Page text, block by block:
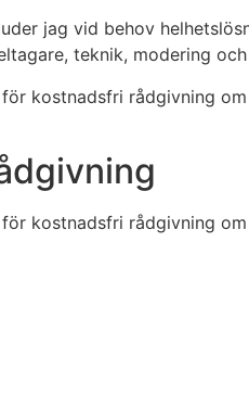
jag vid behov
teknik, modering
kostnadsfri rådgivning
kostnadsfri rådgivning